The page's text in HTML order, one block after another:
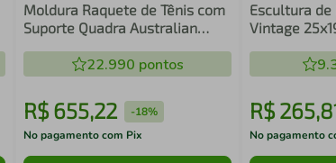
Moldura Raquete de Tênis com
Suporte Quadra Australian
22.990 pontos
R$ 655,22 -18%
No pagamento com Pix
Escultura
Vintage
R$265,
No pagamento